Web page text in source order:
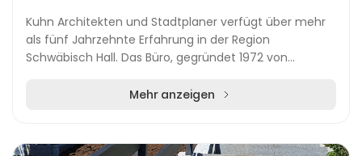
Kuhn Architekten und Stadtplaner verfügt über mehr
als fünf Jahrzehnte Erfahrung in der Region
Schwäbisch Hall. Das Büro, gegründet 1972 von
Mehr anzeigen